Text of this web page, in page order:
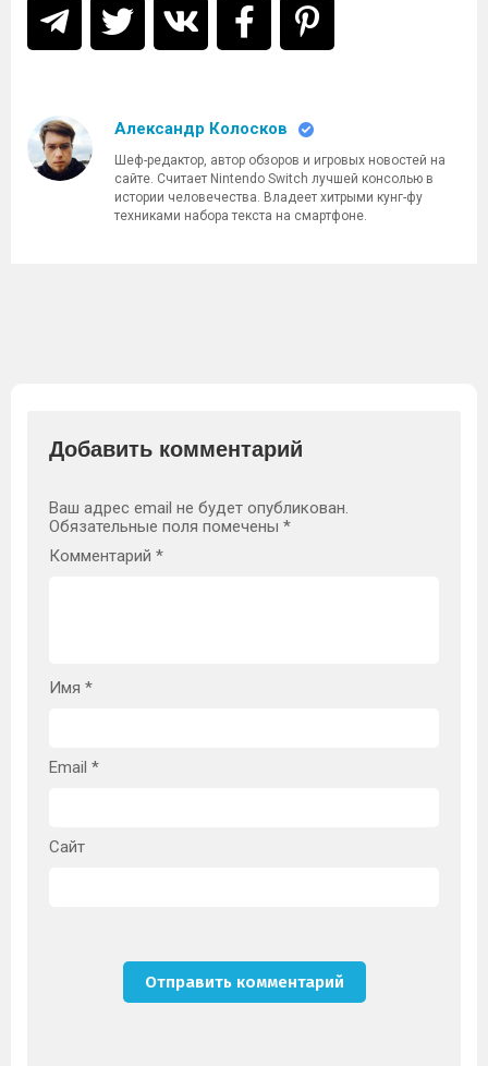
Александр Колосков
Шеф-редактор, автор обзоров и игровых новостей на
сайте. Считает Nintendo Switch лучшей консолью в
истории человечества. Владеет хитрыми кунг-фу
техниками набора текста на смартфоне.
Добавить комментарий
Ваш адрес email не будет опубликован.
Обязательные поля помечены *
Комментарий *
Имя *
Email *
Сайт